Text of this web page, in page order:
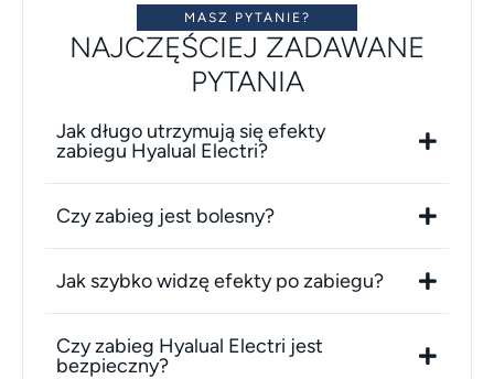
MASZ PYTANIE?
NAJCZĘŚCIEJ ZADAWANE
PYTANIA
Jak długo utrzymują się efekty
zabiegu Hyalual Electri?
Czy zabieg jest bolesny?
Jak szybko widzę efekty po zabiegu?
Czy zabieg Hyalual Electri jest
bezpieczny?